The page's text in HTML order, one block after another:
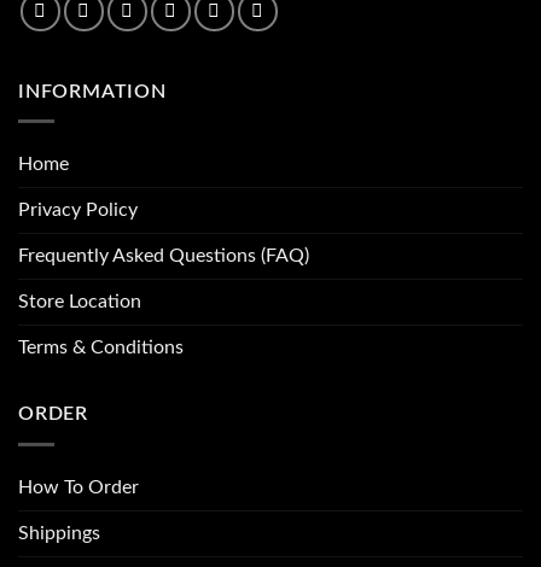
INFORMATION
Home
Privacy Policy
Frequently Asked Questions (FAQ)
Store Location
Terms & Conditions
ORDER
How To Order
Shippings